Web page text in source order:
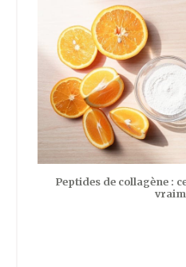
Peptides de collagène :